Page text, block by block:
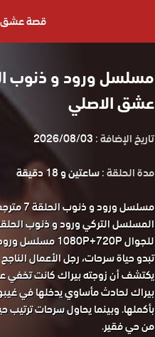
قصة عشق
عشق الاصلي
تاريخ الإضافة :2026/08/03
مدة الحلقة :ساعتين و 18 دقيقة
مسلسل
للجوال 1080P+720P مسلسل ورود و ذنوب الحلقة 7 مترجمة قصة عشق.
تبدو حياة سرحات، رجل الأعمال
يكتشف أن زوجته بيراك كانت تخفي
بيراك لحادث مأساوي يدخلها في
بأكملها. وبينما يحاول سرحات ترتيب
من حي فقير.